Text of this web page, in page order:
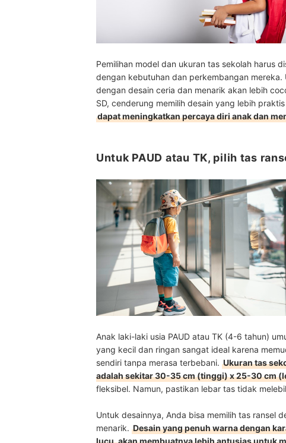
Pemilihan model dan ukuran tas sekolah harus
dengan kebutuhan dan perkembangan
dengan desain ceria dan menarik akan lebih
SD, cenderung memilih desain yang lebih
dapat meningkatkan percaya diri anak dan
Untuk PAUD atau TK, pilih tas
Anak laki-laki usia PAUD atau TK (4-6 tahun)
yang kecil dan ringan sangat ideal karena
sendiri tanpa merasa terbebani. Ukuran tas
adalah sekitar 30-35 cm (tinggi) x 25-30 cm
fleksibel. Namun, pastikan lebar tas tidak
Untuk desainnya, Anda bisa memilih tas ransel
menarik. Desain yang penuh warna dengan
lucu, akan membuatnya lebih antusias untuk